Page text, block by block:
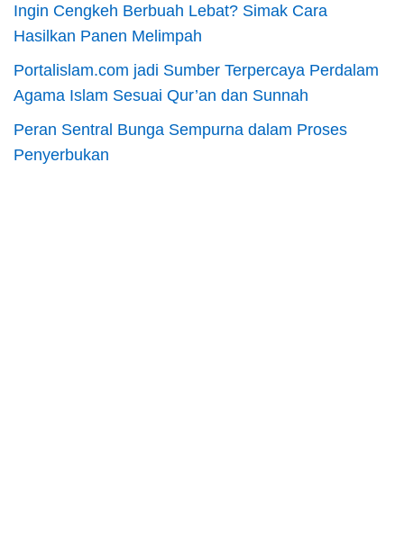
Ingin Cengkeh Berbuah Lebat? Simak Cara
Hasilkan Panen Melimpah
Portalislam.com jadi Sumber Terpercaya Perdalam
Agama Islam Sesuai Qur’an dan Sunnah
Peran Sentral Bunga Sempurna dalam Proses
Penyerbukan